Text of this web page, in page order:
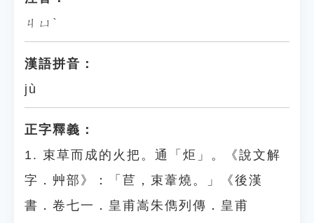
ㄐㄩˋ
漢語拼音：
jù
正字釋義：
1. 束草而成的火把。通「炬」。《說文解
字．艸部》：「苣，束葦燒。」《後漢
書．卷七一．皇甫嵩朱儁列傳．皇甫